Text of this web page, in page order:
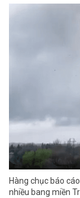
Hàng chục báo
nhiều bang miền